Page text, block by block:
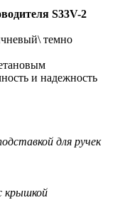
S33V-2
темно
и надежность
для ручек
крышкой